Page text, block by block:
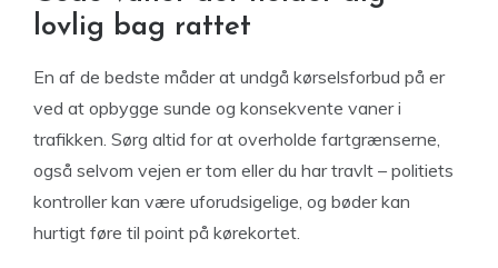
lovlig bag rattet
En af de bedste måder at undgå kørselsforbud på er
ved at opbygge sunde og konsekvente vaner i
trafikken. Sørg altid for at overholde fartgrænserne,
også selvom vejen er tom eller du har travlt – politiets
kontroller kan være uforudsigelige, og bøder kan
hurtigt føre til point på kørekortet.